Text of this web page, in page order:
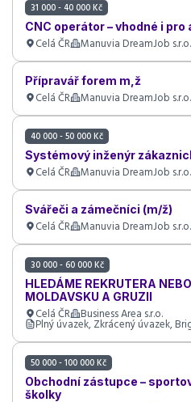
31 000 - 40 000 Kč
CNC operátor – vhodné i
Celá ČR Manuvia DreamJob s.r.o.
Přípravář forem m,ž
Celá ČR Manuvia DreamJob s.r.o.
40 000 - 50 000 Kč
Systémový inženýr
Celá ČR Manuvia DreamJob s.r.o.
Svářeči a zámečníci (m/ž)
Celá ČR Manuvia DreamJob s.r.o.
30 000 - 60 000 Kč
HLEDÁME REKRUTERA
MOLDAVSKU A GRUZII
Celá ČR Business Area s.r.o.
Plný úvazek, Zkrácený úvazek,
50 000 - 100 000 Kč
Obchodní zástupce –
školky